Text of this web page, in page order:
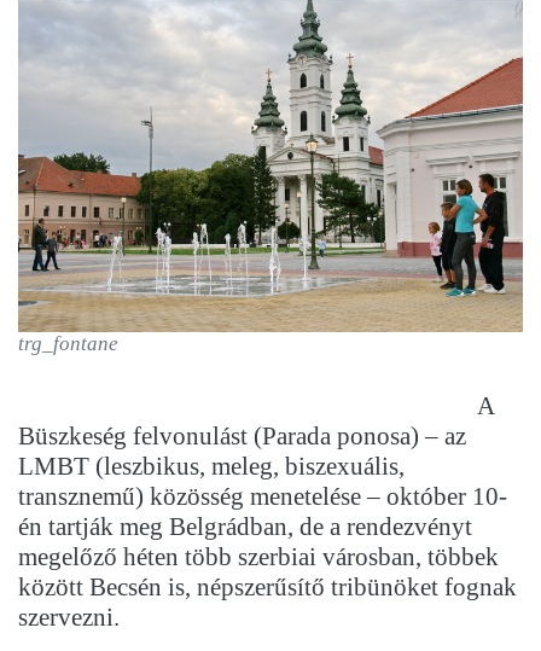
trg_fontane
A
Büszkeség felvonulást (Parada ponosa) – az
LMBT (leszbikus, meleg, biszexuális,
transznemű) közösség menetelése – október 10-
én tartják meg Belgrádban, de a rendezvényt
megelőző héten több szerbiai városban, többek
között Becsén is, népszerűsítő tribünöket fognak
szervezni.